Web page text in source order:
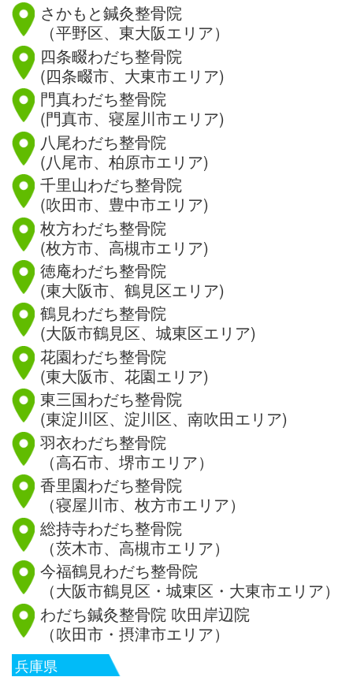
さかもと鍼灸整骨院
（平野区、東大阪エリア）
四条畷わだち整骨院
(四条畷市、大東市エリア)
門真わだち整骨院
(門真市、寝屋川市エリア)
八尾わだち整骨院
(八尾市、柏原市エリア)
千里山わだち整骨院
(吹田市、豊中市エリア)
枚方わだち整骨院
(枚方市、高槻市エリア)
徳庵わだち整骨院
(東大阪市、鶴見区エリア)
鶴見わだち整骨院
(大阪市鶴見区、城東区エリア)
花園わだち整骨院
(東大阪市、花園エリア)
東三国わだち整骨院
(東淀川区、淀川区、南吹田エリア)
羽衣わだち整骨院
（高石市、堺市エリア）
香里園わだち整骨院
（寝屋川市、枚方市エリア）
総持寺わだち整骨院
（茨木市、高槻市エリア）
今福鶴見わだち整骨院
（大阪市鶴見区・城東区・大東市エリア）
わだち鍼灸整骨院 吹田岸辺院
（吹田市・摂津市エリア）
兵庫県